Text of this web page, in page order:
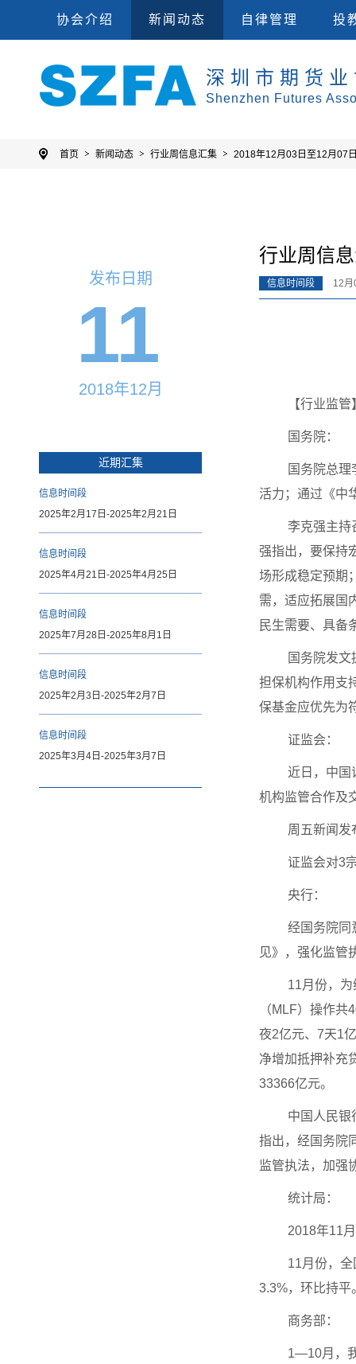
协会介绍
新闻动态
自律管理
投
深圳市期货
Shenzhen Futures
首页 新闻动态 行业周信息汇集 2018年12月03日至12月07
发布日期
2018年12月
11
近期汇集
信息时间段
2025年2月17日-2025年2月21日
信息时间段
2025年4月21日-2025年4月25日
信息时间段
2025年7月28日-2025年8月1日
信息时间段
2025年2月3日-2025年2月7日
信息时间段
2025年3月4日-2025年3月7日
行业周信
信息时间段 12
【行业监管
国务院：
国务院总
活力；通过《中
李克强主持
强指出，要保持
场形成稳定预期
需，适应拓展国
民生需要、具备
国务院发
担保机构作用支
保基金应优先为
证监会：
近日，中国
机构监管合作
周五新闻发
证监会对3
央行：
经国务院同
见》，强化监管
11月份，
（MLF）操作
夜2亿元、7天1
净增加抵押补充
33366亿元。
中国人民银
指出，经国务院
监管执法，加强
统计局：
2018年11
11月份，
3.3%，环比持
商务部：
1—10月，